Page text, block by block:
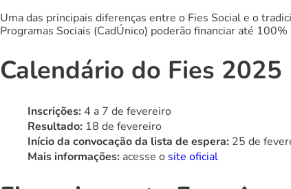
Uma das principais diferenças entre o Fies Social e o
Programas Sociais (CadÚnico) poderão financiar até
Calendário do Fies 2025
Inscrições: 4 a 7 de fevereiro
Resultado: 18 de fevereiro
Início da convocação da lista de espera: 25 de
Mais informações: acesse o site oficial